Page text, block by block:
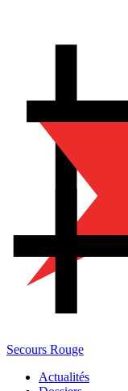
Secours Rouge
Actualités